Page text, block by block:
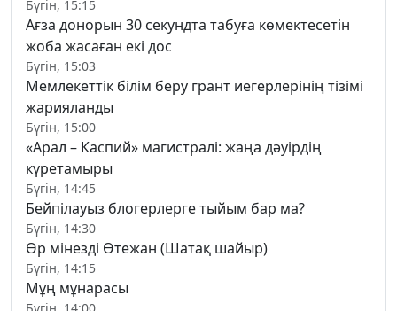
Бүгін, 15:15
Ағза донорын 30 секундта табуға көмектесетін
жоба жасаған екі дос
Бүгін, 15:03
Мемлекеттік білім беру грант иегерлерінің тізімі
жарияланды
Бүгін, 15:00
«Арал – Каспий» магистралі: жаңа дәуірдің
күретамыры
Бүгін, 14:45
Бейпілауыз блогерлерге тыйым бар ма?
Бүгін, 14:30
Өр мінезді Өтежан (Шатақ шайыр)
Бүгін, 14:15
Мұң мұнарасы
Бүгін, 14:00